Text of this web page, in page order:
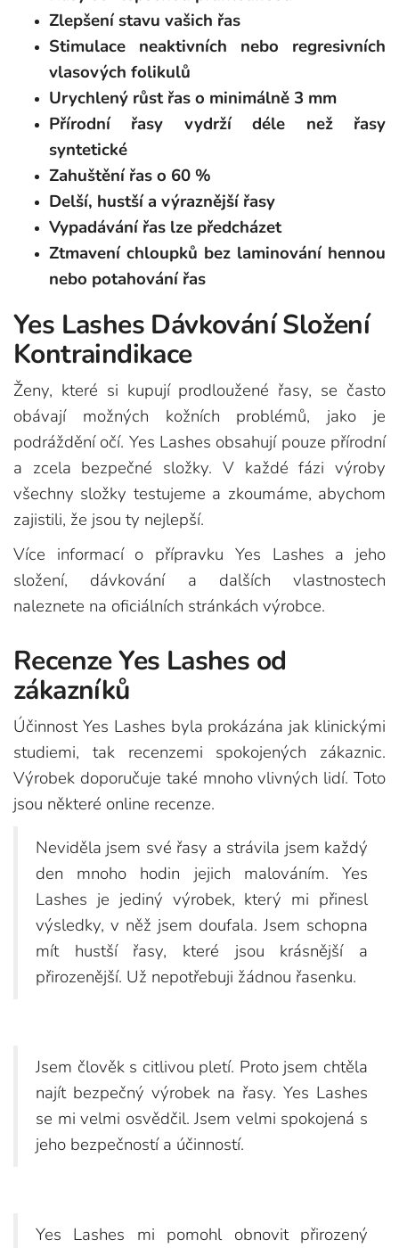
Zlepšení stavu vašich řas
Stimulace neaktivních nebo regresivních
vlasových folikulů
Urychlený růst řas o minimálně 3 mm
Přírodní řasy vydrží déle než řasy
syntetické
Zahuštění řas o 60 %
Delší, hustší a výraznější řasy
Vypadávání řas lze předcházet
Ztmavení chloupků bez laminování hennou
nebo potahování řas
Yes Lashes Dávkování Složení
Kontraindikace
Ženy, které si kupují prodloužené řasy, se často
obávají možných kožních problémů, jako je
podráždění očí. Yes Lashes obsahují pouze přírodní
a zcela bezpečné složky. V každé fázi výroby
všechny složky testujeme a zkoumáme, abychom
zajistili, že jsou ty nejlepší.
Více informací o přípravku Yes Lashes a jeho
složení, dávkování a dalších vlastnostech
naleznete na oficiálních stránkách výrobce.
Recenze Yes Lashes od
zákazníků
Účinnost Yes Lashes byla prokázána jak klinickými
studiemi, tak recenzemi spokojených zákaznic.
Výrobek doporučuje také mnoho vlivných lidí. Toto
jsou některé online recenze.
Neviděla jsem své řasy a strávila jsem každý
den mnoho hodin jejich malováním. Yes
Lashes je jediný výrobek, který mi přinesl
výsledky, v něž jsem doufala. Jsem schopna
mít hustší řasy, které jsou krásnější a
přirozenější. Už nepotřebuji žádnou řasenku.
Jsem člověk s citlivou pletí. Proto jsem chtěla
najít bezpečný výrobek na řasy. Yes Lashes
se mi velmi osvědčil. Jsem velmi spokojená s
jeho bezpečností a účinností.
Yes Lashes mi pomohl obnovit přirozený